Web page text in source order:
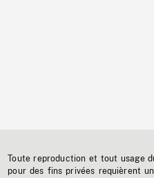
Toute reproduction et tout usage
pour des fins privées requièrent